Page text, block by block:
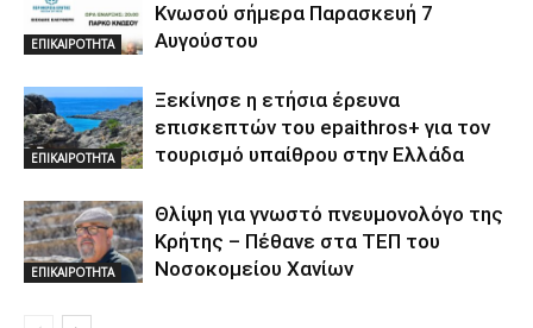
ΕΠΙΚΑΙΡΟΤΗΤΑ
Κνωσού σήμερα Παρασκευή 7
Αυγούστου
ΕΠΙΚΑΙΡΟΤΗΤΑ
Ξεκίνησε η ετήσια έρευνα
επισκεπτών του epaithros+ για τον
τουρισμό υπαίθρου στην Ελλάδα
ΕΠΙΚΑΙΡΟΤΗΤΑ
Θλίψη για γνωστό πνευμονολόγο της
Κρήτης – Πέθανε στα ΤΕΠ του
Νοσοκομείου Χανίων